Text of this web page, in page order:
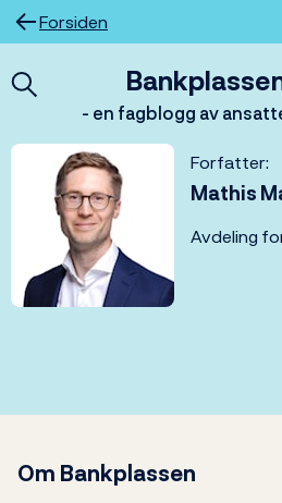
Hopp
til
Forsiden
- en fagblogg av
Forfatter:
Mathis
Avdeling
Om Bankplassen